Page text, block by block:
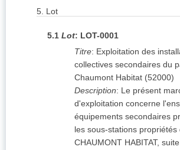
5. Lot
5.1 Lot: LOT-0001
Titre: Exploitation des
collectives secondaires du
Chaumont Habitat (52000)
Description: Le présent
d'exploitation concerne
équipements secondaires
les sous-stations propriétés
CHAUMONT HABITAT,